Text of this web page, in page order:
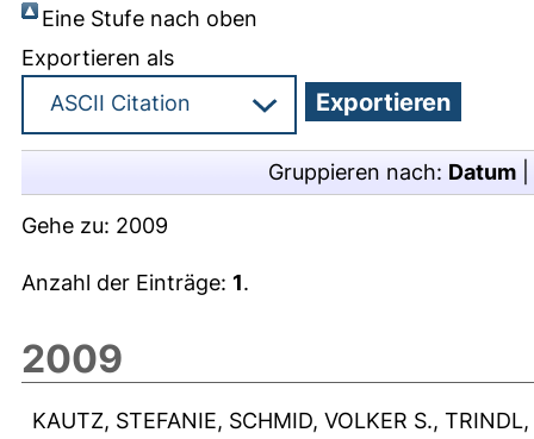
Eine Stufe nach oben
Exportieren als
Gruppieren nach: Datum
Gehe zu: 2009
Anzahl der Einträge: 1.
2009
KAUTZ, STEFANIE, SCHMID, VOLKER S., TRINDL,